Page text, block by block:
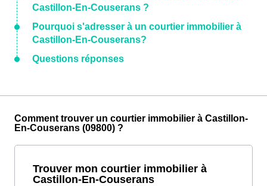
Castillon-En-Couserans ?
Pourquoi s'adresser à un courtier immobilier à
Castillon-En-Couserans?
Questions réponses
Comment trouver un courtier immobilier à Castillon-
En-Couserans (09800) ?
Trouver mon courtier immobilier à
Castillon-En-Couserans